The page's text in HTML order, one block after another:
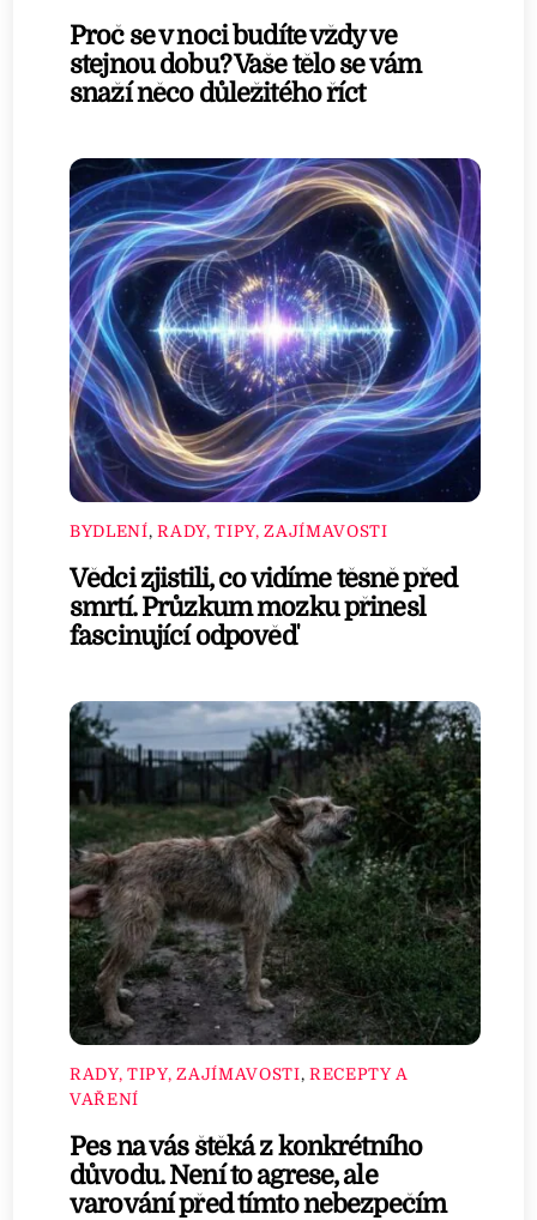
Proč se v noci budíte vždy ve
stejnou dobu? Vaše tělo se vám
snaží něco důležitého říct
BYDLENÍ,RADY, TIPY, ZAJÍMAVOSTI
Vědci zjistili, co vidíme těsně před
smrtí. Průzkum mozku přinesl
fascinující odpověď
RADY, TIPY, ZAJÍMAVOSTI, RECEPTY A
VAŘENÍ
Pes na vás štěká z konkrétního
důvodu. Není to agrese, ale
varování před tímto nebezpečím